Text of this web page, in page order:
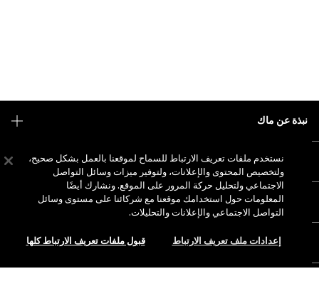
نبذة عن ماك
ماك فيفا غلام
جمال بطريقة مسؤولة
التسوق أونلاين
الاشتراك في رسائل البريد الإلكتروني
هل تحتاجين إلى مساعدة؟
الأسئلة الشائعة
الإرجاع والاستبدال
متجر ماك الخاص بك
ابحثي عن متجر
نستخدم ملفات تعريف الارتباط للسماح لموقعنا بالعمل بشكل صحيح،
ولتخصيص المحتوى والإعلانات، ولتوفير ميزات وسائل التواصل
الاجتماعي ولتحليل حركة المرور على الموقع. ونشارك أيضًا
المعلومات حول استخدامك موقعنا مع شركائنا على مستوى وسائل
التواصل الاجتماعي والإعلانات والتحليلات.
إعدادات ملف تعريف الارتباط قبول ملفات تعريف الارتباط كلها